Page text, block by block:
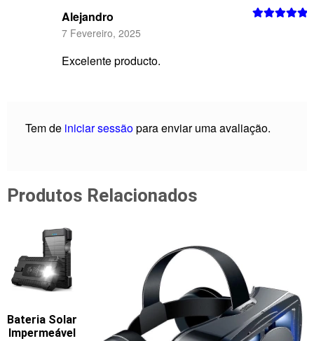
Alejandro
7 Fevereiro, 2025
Excelente producto.
Tem de iniciar sessãopara enviar uma avaliação.
Produtos Relacionados
Bateria Solar
Impermeável